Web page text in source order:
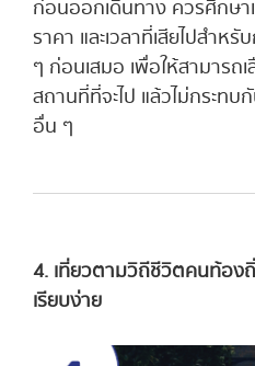
ก่อนออกเดินทาง ควรศึกษา
ราคา และเวลาที่เสียไปสำห
ๆ ก่อนเสมอ เพื่อให้สามารถ
สถานที่ที่จะไป แล้วไม่กระท
อื่น ๆ
4. เที่ยวตามวิถีชีวิตคนท้อง
เรียบง่าย